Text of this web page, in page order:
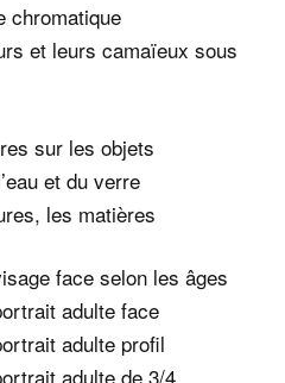
chromatique
et leurs camaïeux sous
sur les objets
et du verre
les matières
face selon les âges
adulte face
adulte profil
adulte de 3/4